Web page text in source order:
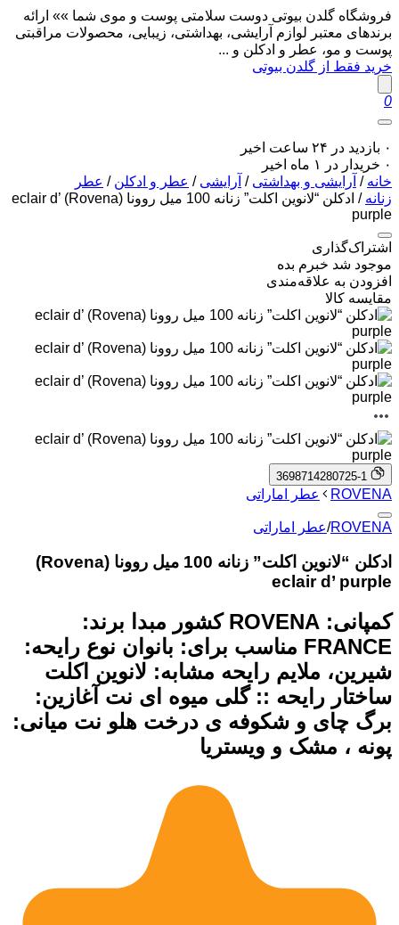
فروشگاه گلدن بیوتی دوست سلامتی پوست و موی شما »» ارائه
برندهای معتبر لوازم آرایشی، بهداشتی، زیبایی، محصولات مراقبتی
پوست و مو، عطر و ادکلن و ...
خرید فقط از گلدن بیوتی
0
۰ بازدید در ۲۴ ساعت اخیر
۰ خریدار در ۱ ماه اخیر
خانه / آرایشی و بهداشتی / آرایشی / عطر و ادکلن / عطر
زنانه
/ ادکلن “لانوین اکلت” زنانه 100 میل روونا (Rovena) eclair d’
purple
اشتراک‌گذاری
موجود شد خبرم بده
افزودن به علاقه‌مندی
مقایسه کالا
3698714280725-1
ROVENA عطر اماراتی
ROVENA
/عطر اماراتی
ادکلن “لانوین اکلت” زنانه 100 میل روونا (Rovena)
eclair d’ purple
کمپانی: ROVENA کشور مبدا برند:
FRANCE مناسب برای: بانوان نوع رایحه:
شیرین، ملایم رایحه مشابه: لانوین اکلت
ساختار رایحه :: گلی میوه ای نت آغازین:
برگ چای و شکوفه ‌ی درخت هلو نت میانی:
پونه ، مشک و ویستریا